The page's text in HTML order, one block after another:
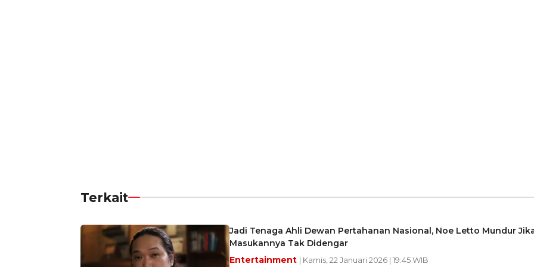
Terkait
Jadi Tenaga Ahli Dewan Pertahanan Nasional, Noe Letto Mundur
Masukannya Tak Didengar
Entertainment | Kamis, 22 Januari 2026 | 19:45 WIB